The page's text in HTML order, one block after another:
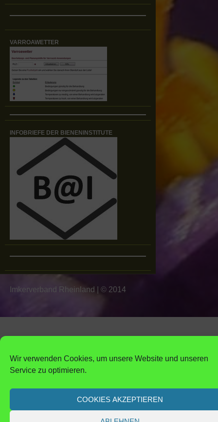
Wir verwenden Cookies, um unsere Website und unseren
Service zu optimieren.
COOKIES AKZEPTIEREN
VARROAWETTER
INFOBRIEFE DER BIENENINSTITUTE
Imkerverband Rheinland © 2014